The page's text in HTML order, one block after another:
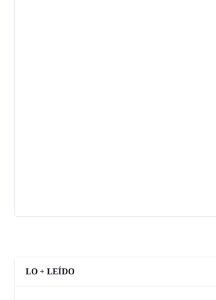
LO + LEÍDO